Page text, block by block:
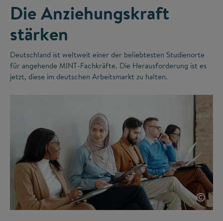
Die Anziehungskraft
stärken
Deutschland ist weltweit einer der beliebtesten Studienorte
für angehende MINT-Fachkräfte. Die Herausforderung ist es
jetzt, diese im deutschen Arbeitsmarkt zu halten.
©